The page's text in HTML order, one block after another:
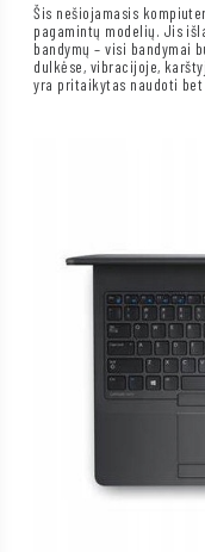
Šis nešiojamasis
pagamintų modelių. Jis
bandymų – visi bandymai
dulkėse, vibracijoje,
yra pritaikytas naudoti